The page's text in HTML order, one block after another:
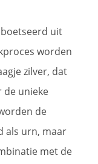
uit
worden
zilver, dat
de unieke
de
als urn, maar
met de